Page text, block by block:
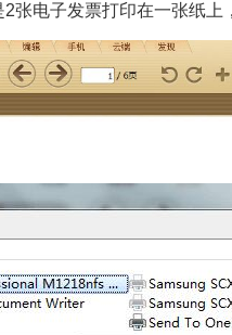
张电子发票打印在一张纸上